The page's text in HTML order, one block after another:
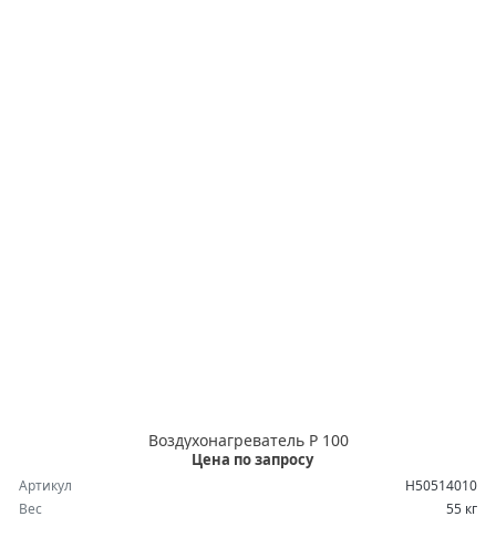
Воздухонагреватель P 100
Цена по запросу
Артикул
H50514010
Вес
55 кг